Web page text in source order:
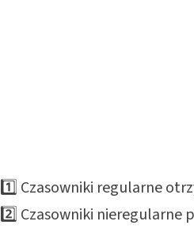
1️⃣ Czasowniki regularne
2️⃣ Czasowniki nieregularne